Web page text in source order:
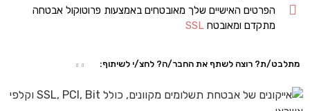
הפרטים האישיים שלך מאובטחים באמצעות פרוטוקול אבטחה
מתקדם ומאובטחSSL
מתלבט/ת? רוצה לשתף את החבר/ה? לחצ/י לשיתוף: